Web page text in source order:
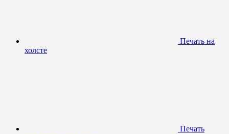
Печать на
холсте
Печать